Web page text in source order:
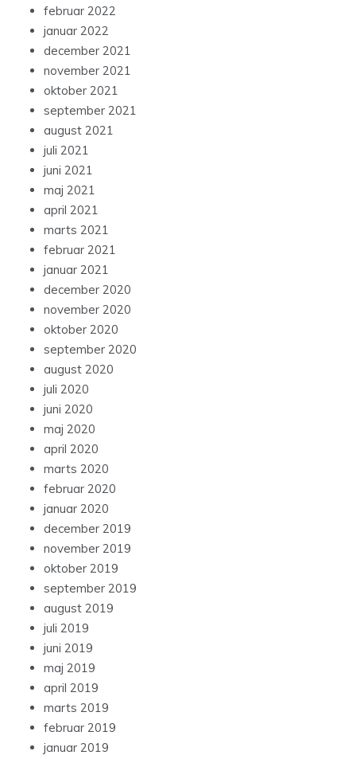
februar 2022
januar 2022
december 2021
november 2021
oktober 2021
september 2021
august 2021
juli 2021
juni 2021
maj 2021
april 2021
marts 2021
februar 2021
januar 2021
december 2020
november 2020
oktober 2020
september 2020
august 2020
juli 2020
juni 2020
maj 2020
april 2020
marts 2020
februar 2020
januar 2020
december 2019
november 2019
oktober 2019
september 2019
august 2019
juli 2019
juni 2019
maj 2019
april 2019
marts 2019
februar 2019
januar 2019